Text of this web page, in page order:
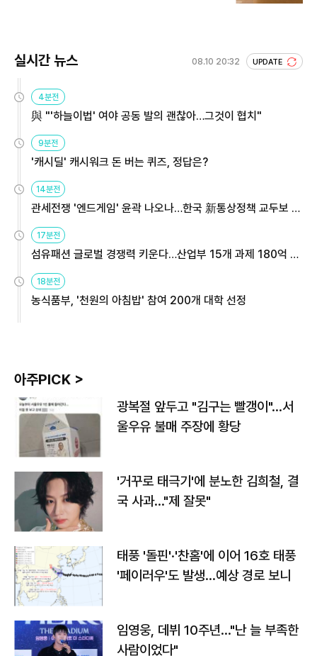
실시간 뉴스 08.10 20:32 UPDATE
4분전
與 "'하늘이법' 여야 공동 발의 괜찮아…그것이 협치"
9분전
'캐시딜' 캐시워크 돈 버는 퀴즈, 정답은?
14분전
관세전쟁 '엔드게임' 윤곽 나오나…한국 新통상정책 교두보 활
용해야
17분전
섬유패션 글로벌 경쟁력 키운다…산업부 15개 과제 180억 지
원
18분전
농식품부, '천원의 아침밥' 참여 200개 대학 선정
아주PICK >
광복절 앞두고 "김구는 빨갱이"…서
울우유 불매 주장에 황당
'거꾸로 태극기'에 분노한 김희철, 결
국 사과…"제 잘못"
태풍 '돌핀'·'찬홈'에 이어 16호 태풍
'페이러우'도 발생…예상 경로 보니
임영웅, 데뷔 10주년…"난 늘 부족한
사람이었다"